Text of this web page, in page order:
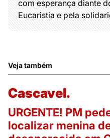
com esperança diante
Eucaristia e pela
Veja também
Cascavel.
URGENTE! PM
localizar menina